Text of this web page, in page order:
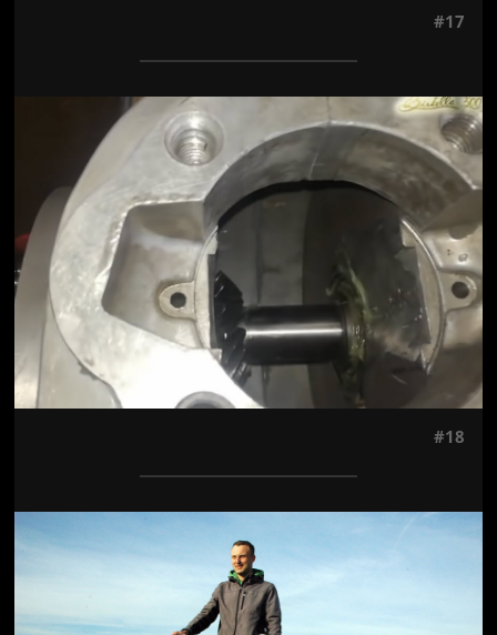
#17
Jön még kép!
#18
Jön még kép!